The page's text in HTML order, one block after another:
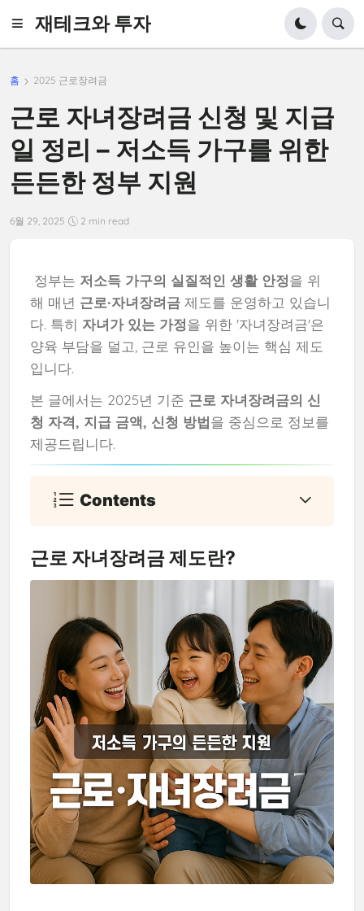
재테크와 투자
홈 2025 근로장려금
근로 자녀장려금 신청 및 지급
일 정리 – 저소득 가구를 위한
든든한 정부 지원
6월 29, 2025 2 min read
정부는 저소득 가구의 실질적인 생활 안정을 위
해 매년 근로∙자녀장려금제도를 운영하고 있습니
다. 특히 자녀가 있는 가정을 위한 '자녀장려금'은
양육 부담을 덜고, 근로 유인을 높이는 핵심 제도
입니다.
본 글에서는 2025년 기준 근로 자녀장려금의 신
청 자격, 지급 금액, 신청 방법을 중심으로 정보를
제공드립니다.
Contents
근로 자녀장려금 제도란?